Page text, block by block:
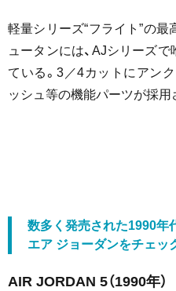
軽量シリーズ“フライト”の
ュータンには、AJシリーズ
ている。3／4カットにアン
ッシュ等の機能パーツが採用
数多く発売された1990年
エア ジョーダンをチェッ
AIR JORDAN 5（1990年）